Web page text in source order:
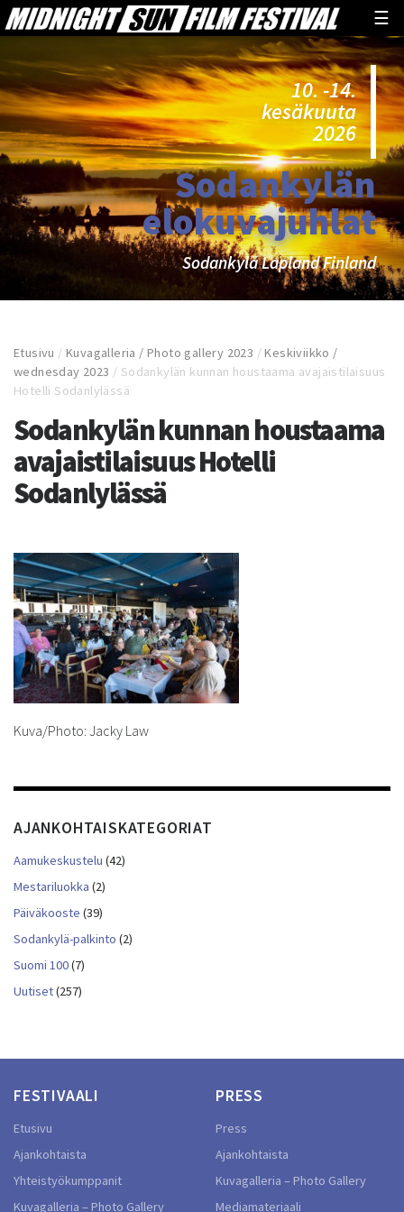
☰
10. -14.
kesäkuuta
2026
Sodankylän
elokuvajuhlat
Sodankylä Lapland Finland
Etusivu /Kuvagalleria / Photo gallery 2023 /Keskiviikko /
wednesday 2023 / Sodankylän kunnan houstaama avajaistilaisuus
Hotelli Sodanlylässä
Sodankylän kunnan houstaama
avajaistilaisuus Hotelli
Sodanlylässä
Kuva/Photo: Jacky Law
AJANKOHTAISKATEGORIAT
Aamukeskustelu (42)
Mestariluokka (2)
Päiväkooste (39)
Sodankylä-palkinto (2)
Suomi 100(7)
Uutiset(257)
FESTIVAALI
Etusivu
Ajankohtaista
Yhteistyökumppanit
Kuvagalleria – Photo Gallery
PRESS
Press
Ajankohtaista
Kuvagalleria – Photo Gallery
Mediamateriaali